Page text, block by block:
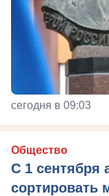
сегодня в 09:03
Общество
С 1 сентября
сортировать